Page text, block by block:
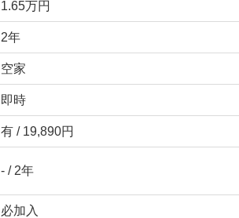
1.65万円
2年
空家
即時
有 / 19,890円
- / 2年
必加入